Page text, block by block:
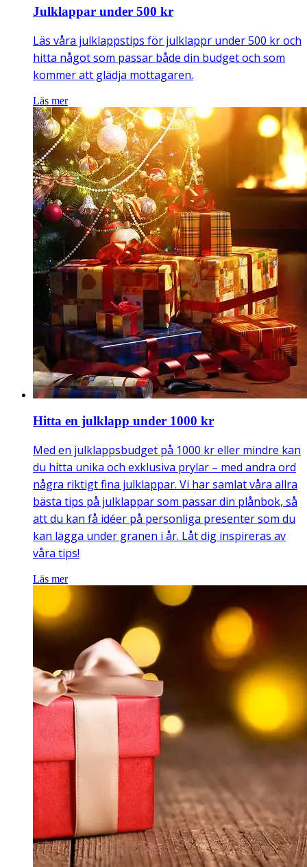
Julklappar under 500 kr
Läs våra julklappstips för julklappr under 500 kr och
hitta något som passar både din budget och som
kommer att glädja mottagaren.
Läs mer
Hitta en julklapp under 1000 kr
Med en julklappsbudget på 1000 kr eller mindre kan
du hitta unika och exklusiva prylar – med andra ord
några riktigt fina julklappar. Vi har samlat våra allra
bästa tips på julklappar som passar din plånbok, så
att du kan få idéer på personliga presenter som du
kan lägga under granen i år. Låt dig inspireras av
våra tips!
Läs mer